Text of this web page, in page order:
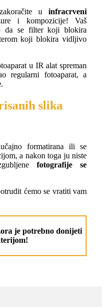
uinfracrveni
i kompozicije! Vaš
da se filter koji blokira
koji blokira vidljivo
u IR alat spreman
regularni fotoaparat, a
.
slika
formatirana ili se
a nakon toga ju niste
fotografije se
ćemo se vratiti vam
je potrebno donijeti